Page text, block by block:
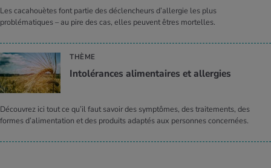
Les cacahouètes font partie des déclencheurs d’allergie les plus
problématiques – au pire des cas, elles peuvent êtres mortelles.
THÈME
Intolérances alimentaires et allergies
Découvrez ici tout ce qu’il faut savoir des symptômes, des traitements, des
formes d’alimentation et des produits adaptés aux personnes concernées.